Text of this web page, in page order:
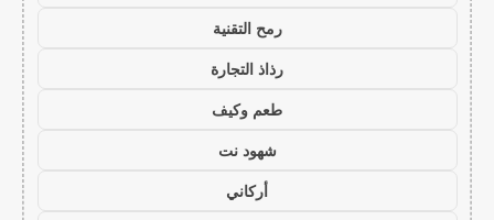
رمح التقنية
رذاذ التجارة
طعم وكيف
شهود نت
أركاني